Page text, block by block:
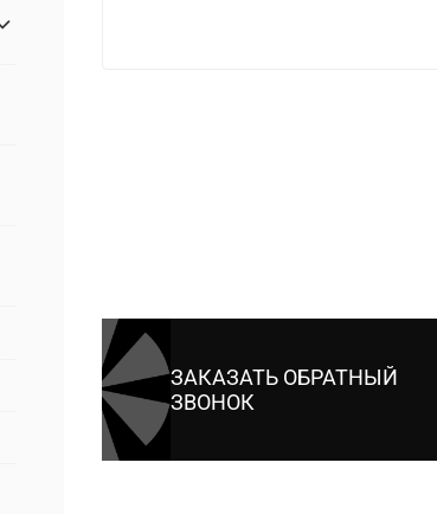
ЗАКАЗАТЬ ОБРАТНЫЙ
ЗВОНОК